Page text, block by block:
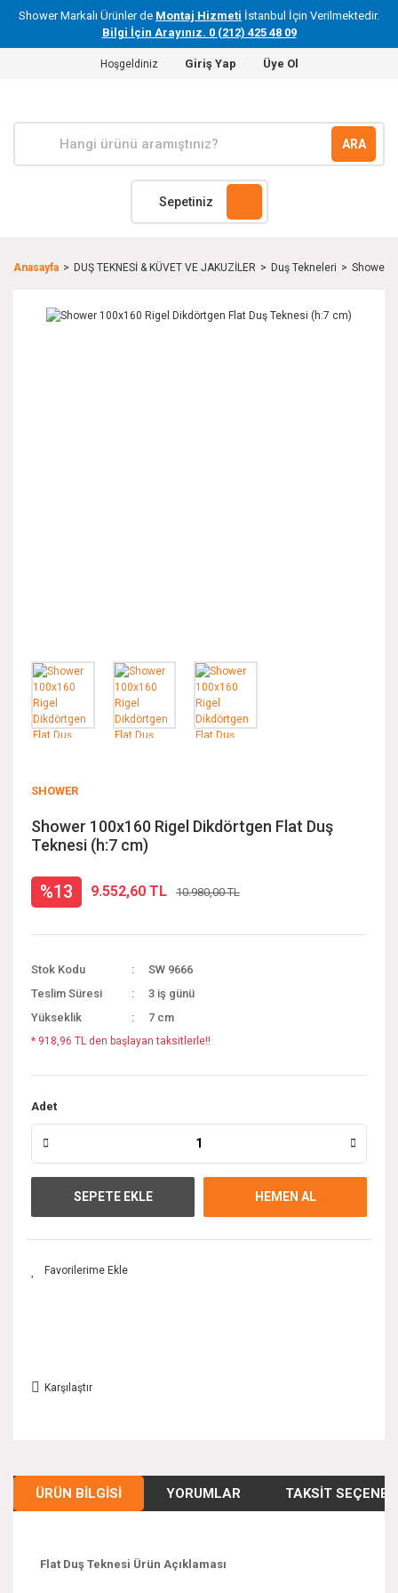
Shower Markalı Ürünler de Montaj Hizmeti İstanbul İçin Verilmektedir.
Bilgi İçin Arayınız. 0 (212) 425 48 09
Hoşgeldiniz Giriş Yap Üye Ol
ARA
Sepetiniz
Anasayfa DUŞ TEKNESİ & KÜVET VE JAKUZİLER Duş Tekneleri Shower
SHOWER
Shower 100x160 Rigel Dikdörtgen Flat Duş
Teknesi (h:7 cm)
%13 9.552,60 TL 10.980,00 TL
Stok Kodu
SW 9666
Teslim Süresi
3 iş günü
Yükseklik
7 cm
* 918,96 TL den başlayan taksitlerle!!
Adet
SEPETE EKLE HEMEN AL
Karşılaştır
ÜRÜN BILGISI YORUMLAR TAKSIT
Flat Duş Teknesi Ürün Açıklaması